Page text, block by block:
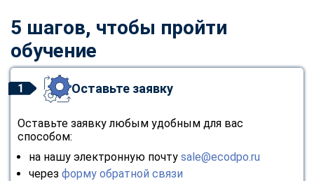
5 шагов, чтобы пройти
обучение
1 Оставьте заявку
Оставьте заявку любым удобным для вас
способом:
на нашу электронную почту sale@ecodpo.ru
через форму обратной связи